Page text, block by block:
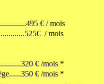
€ / mois
/ mois
€ /mois *
€ /mois *